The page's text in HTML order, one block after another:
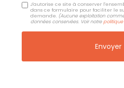
J'autorise ce site à conserver
dans ce formulaire pour faciliter le
demande. (Aucune exploitation
données conservées. Voir notre